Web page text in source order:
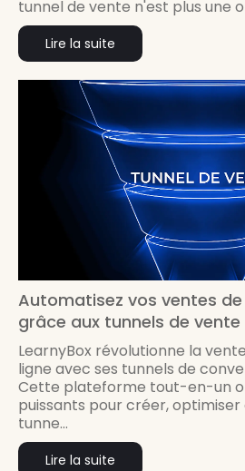
tunnel de vente n'est plus une
Lire la suite
Automatisez vos ventes
grâce aux tunnels de vente
LearnyBox révolutionne la
ligne avec ses tunnels de
Cette plateforme tout-en-un
puissants pour créer,
tunne...
Lire la suite